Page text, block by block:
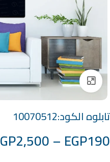
Click to enlarge
تابلوه الكود:10070512
EGP190
–
2,500